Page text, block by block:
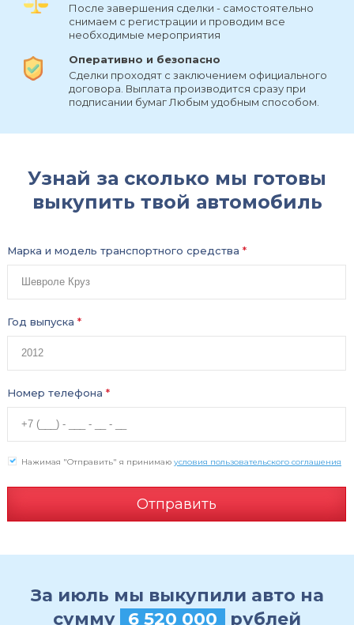
После завершения сделки - самостоятельно
снимаем с регистрации и проводим все
необходимые мероприятия
Оперативно и безопасно
Сделки проходят с заключением официального
договора. Выплата производится сразу при
подписании бумаг Любым удобным способом.
Узнай за сколько мы готовы
выкупить твой автомобиль
Марка и модель транспортного средства *
Год выпуска *
Номер телефона *
Отправить
Нажимая "Отправить" я принимаю условия пользовательского соглашения
За июль мы выкупили авто на
сумму
6 520 000
рублей